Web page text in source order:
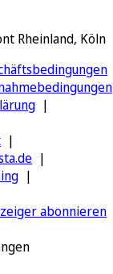
Rheinland, Köln
abonnieren